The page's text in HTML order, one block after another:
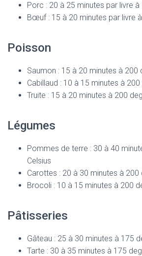
Porc : 20 à 25 minutes par livre
Bœuf : 15 à 20 minutes par livre
Poisson
Saumon : 15 à 20 minutes à 200
Cabillaud : 10 à 15 minutes à
Truite : 15 à 20 minutes à 200
Légumes
Pommes de terre : 30 à 40
Celsius
Carottes : 20 à 30 minutes à 200
Brocoli : 10 à 15 minutes à 200
Pâtisseries
Gâteau : 25 à 30 minutes à 175
Tarte : 30 à 35 minutes à 175